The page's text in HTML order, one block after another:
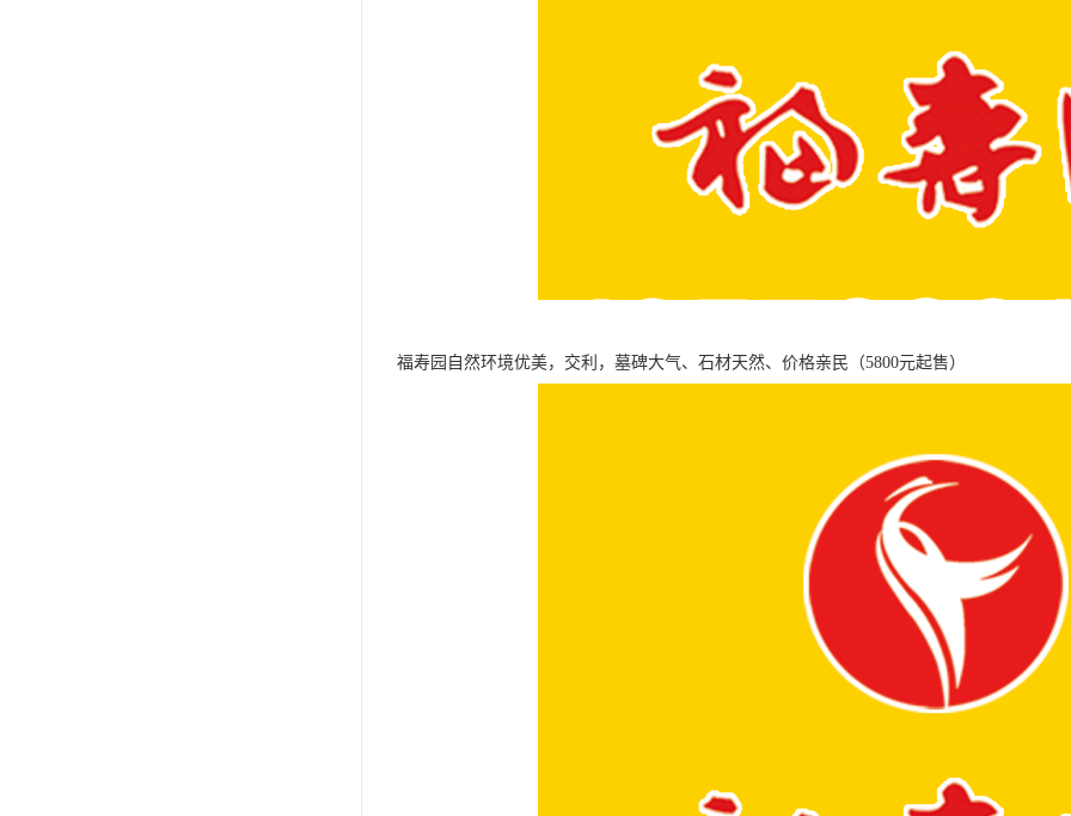
福寿园自然环境优美，交利，墓碑大气、石材天然、价格亲民（5800元起售）